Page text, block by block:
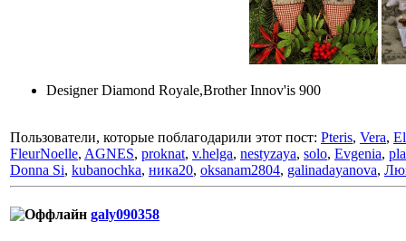
Designer Diamond Royale,Brother Innov'is 900
Пользователи, которые поблагодарили этот пост: Pteris, Vera,
FleurNoelle, AGNES, proknat, v.helga, nestyzaya, solo, Evgenia,
Donna Si, kubanochka, ника20, oksanam2804, galinadayanova,
galy090358